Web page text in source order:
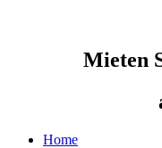
Mieten
Home